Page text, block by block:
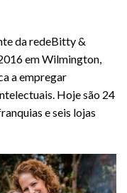
da redeBitty &
em Wilmington,
a empregar
Hoje são 24
e seis lojas